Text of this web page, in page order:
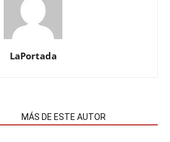
LaPortada
MÁS DE ESTE AUTOR